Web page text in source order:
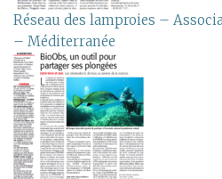
Réseau des lamproies –
– Méditerranée